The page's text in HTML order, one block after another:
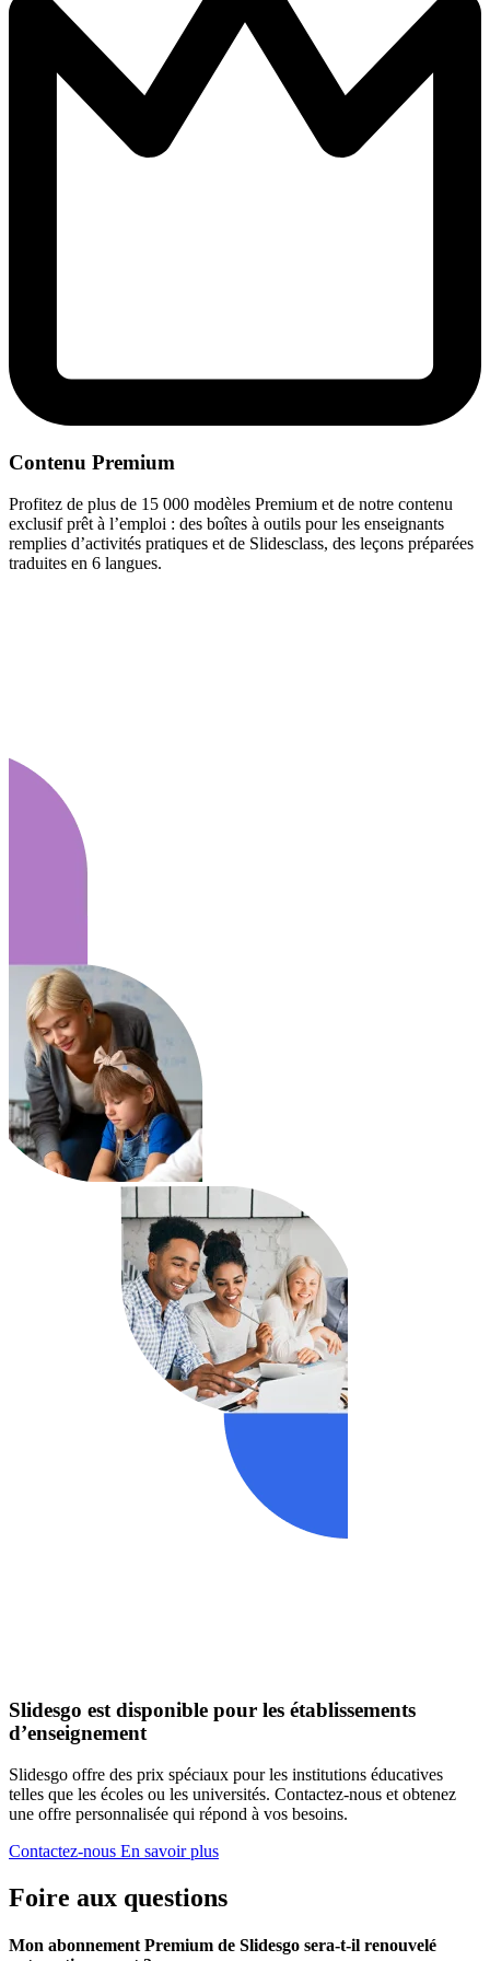
Contenu Premium
Profitez de plus de 15 000 modèles Premium et de notre contenu
exclusif prêt à l’emploi : des boîtes à outils pour les enseignants
remplies d’activités pratiques et de Slidesclass, des leçons préparées
traduites en 6 langues.
Slidesgo est disponible pour les établissements
d’enseignement
Slidesgo offre des prix spéciaux pour les institutions éducatives
telles que les écoles ou les universités. Contactez-nous et obtenez
une offre personnalisée qui répond à vos besoins.
Contactez-nous En savoir plus
Foire aux questions
Mon abonnement Premium de Slidesgo sera-t-il renouvelé